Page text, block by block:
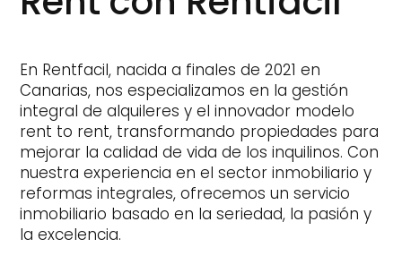
En Rentfacil, nacida a finales de 2021 en
Canarias, nos especializamos en la gestión
integral de alquileres y el innovador modelo
rent to rent, transformando propiedades para
mejorar la calidad de vida de los inquilinos. Con
nuestra experiencia en el sector inmobiliario y
reformas integrales, ofrecemos un servicio
inmobiliario basado en la seriedad, la pasión y
la excelencia.